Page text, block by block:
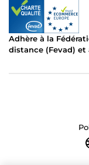
Adhère à la
distance (Fevad)